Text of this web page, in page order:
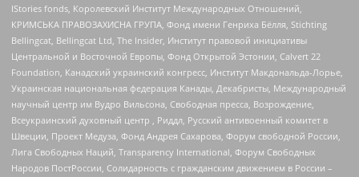
IStories fonds, Королевский Институт Международных Отношений,
КРИМСЬКА ПРАВОЗАХИСНА ГРУПА, Фонд имени Генриха Бёлля, Stichting
Bellingcat, Bellingcat Ltd, The Insider, Институт правовой инициативы
Центральной и Восточной Европы, Фонд Открытой Эстонии, Calvert 22
Foundation, Канадский украинский конгресс, Институт Макдональда-Лорье,
Украинская национальная федерация Канады, Декабристы, Международный
научный центр им Вудро Вильсона, Свободная пресса, Возрождение,
Всеукраинский духовный центр , Риддл, Русский антивоенный комитет в
Швеции, Проект Медуза, Фонд Андрея Сахарова, Форум свободной России,
Лига Свободных Наций, Transparеncy International, Форум Свободных
Народов ПостРоссии, Солидарность с гражданским движением в России –